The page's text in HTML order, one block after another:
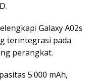
Galaxy A02s
terintegrasi pada
perangkat.
5.000 mAh,